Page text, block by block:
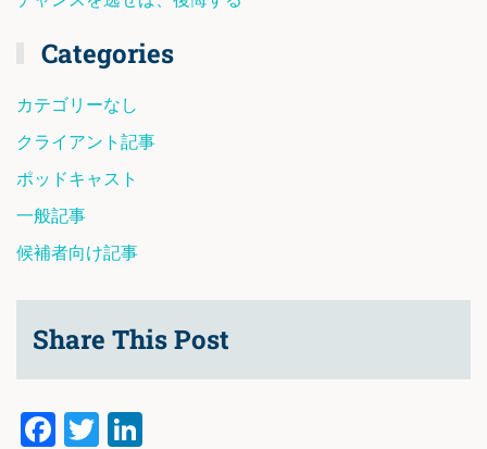
Categories
カテゴリーなし
クライアント記事
ポッドキャスト
一般記事
候補者向け記事
Share This Post
Facebook
Twitter